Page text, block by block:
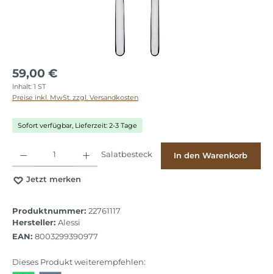
59,00 €
Inhalt: 1 ST
Preise inkl. MwSt. zzgl. Versandkosten
Sofort verfügbar, Lieferzeit: 2-3 Tage
Salatbesteck In den Warenkorb
Jetzt merken
Produktnummer: 22761117
Hersteller: Alessi
EAN: 8003299390977
Dieses Produkt weiterempfehlen: